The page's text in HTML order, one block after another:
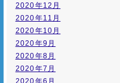
2020年12月
2020年11月
2020年10月
2020年9月
2020年8月
2020年7月
2020年6月